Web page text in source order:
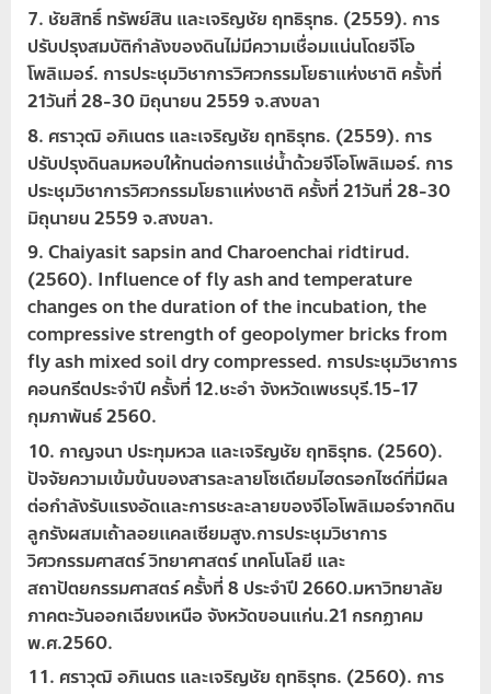
ชัยสิทธิ์ ทรัพย์สิน และเจริญชัย ฤทธิรุทธ. (2559). การ
ปรับปรุงสมบัติกำลังของดินไม่มีความเชื่อมแน่นโดยจีโอ
โพลิเมอร์. การประชุมวิชาการวิศวกรรมโยธาแห่งชาติ ครั้งที่
21วันที่ 28-30 มิถุนายน 2559 จ.สงขลา
ศราวุฒิ อภิเนตร และเจริญชัย ฤทธิรุทธ. (2559). การ
ปรับปรุงดินลมหอบให้ทนต่อการแช่น้ำด้วยจีโอโพลิเมอร์. การ
ประชุมวิชาการวิศวกรรมโยธาแห่งชาติ ครั้งที่ 21วันที่ 28-30
มิถุนายน 2559 จ.สงขลา.
Chaiyasit sapsin and Charoenchai ridtirud.
(2560). Influence of fly ash and temperature
changes on the duration of the incubation, the
compressive strength of geopolymer bricks from
fly ash mixed soil dry compressed. การประชุมวิชาการ
คอนกรีตประจำปี ครั้งที่ 12.ชะอำ จังหวัดเพชรบุรี.15-17
กุมภาพันธ์ 2560.
กาญจนา ประทุมหวล และเจริญชัย ฤทธิรุทธ. (2560).
ปัจจัยความเข้มข้นของสารละลายโซเดียมไฮดรอกไซด์ที่มีผล
ต่อกำลังรับแรงอัดและการชะละลายของจีโอโพลิเมอร์จากดิน
ลูกรังผสมเถ้าลอยเเคลเซียมสูง.การประชุมวิชาการ
วิศวกรรมศาสตร์ วิทยาศาสตร์ เทคโนโลยี และ
สถาปัตยกรรมศาสตร์ ครั้งที่ 8 ประจำปี 2660.มหาวิทยาลัย
ภาคตะวันออกเฉียงเหนือ จังหวัดขอนแก่น.21 กรกฏาคม
พ.ศ.2560.
ศราวุฒิ อภิเนตร และเจริญชัย ฤทธิรุทธ. (2560). การ